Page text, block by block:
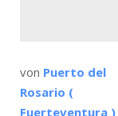
von Puerto del
Rosario (
Fuerteventura )